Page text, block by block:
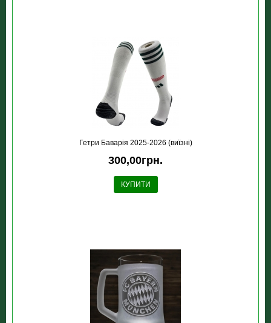
Гетри Баварія 2025-2026 (виїзні)
300,00грн.
КУПИТИ